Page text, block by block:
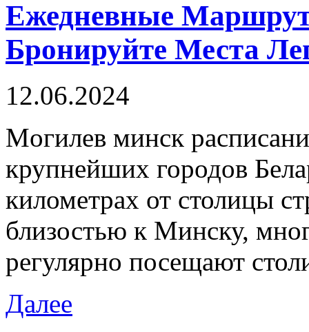
Ежедневные
Бронируйте Места
12.06.2024
Мoгилeв минск
крупнейших городов
километрах от столицы
близостью к Минску,
регулярно посещают
Далее